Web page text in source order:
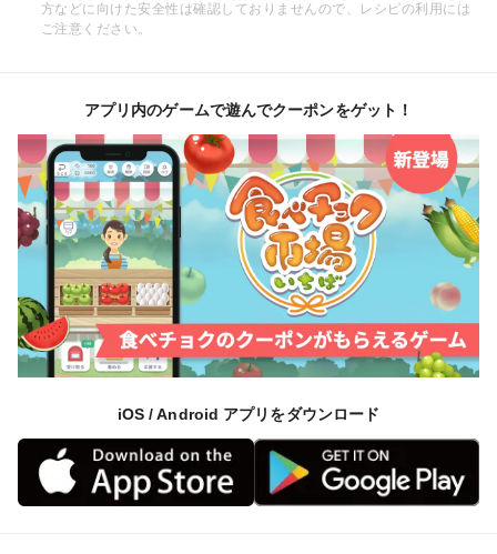
方などに向けた安全性は確認しておりませんので、レシピの利用には
ご注意ください。
アプリ内のゲームで遊んでクーポンをゲット！
iOS / Android アプリをダウンロード